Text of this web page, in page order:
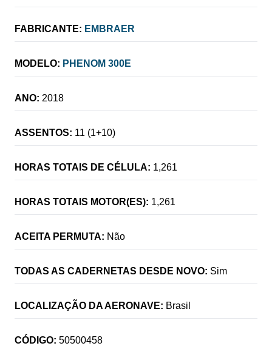
FABRICANTE: EMBRAER
MODELO: PHENOM 300E
ANO: 2018
ASSENTOS: 11 (1+10)
HORAS TOTAIS DE CÉLULA: 1,261
HORAS TOTAIS MOTOR(ES): 1,261
ACEITA PERMUTA: Não
TODAS AS CADERNETAS DESDE NOVO: Sim
LOCALIZAÇÃO DA AERONAVE: Brasil
CÓDIGO: 50500458